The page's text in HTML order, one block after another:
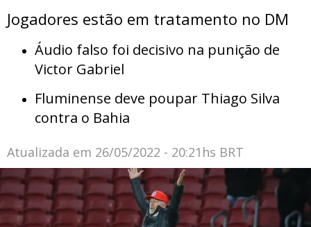
Jogadores estão em tratamento no DM
Áudio falso foi decisivo na punição de
Victor Gabriel
Fluminense deve poupar Thiago Silva
contra o Bahia
Atualizada em 26/05/2022 - 20:21hs BRT